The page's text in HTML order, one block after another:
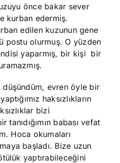
önce bakar sever
kurban edermiş.
edilen kuzunun gene
postu olurmuş. O yüzden
yaparmış, bir kişi bir
evren öyle bir
haksızlıkların
bizi
tanıdığımın babası vefat
Hoca okumaları
başladı. Bize uzun
yaptırabileceğini